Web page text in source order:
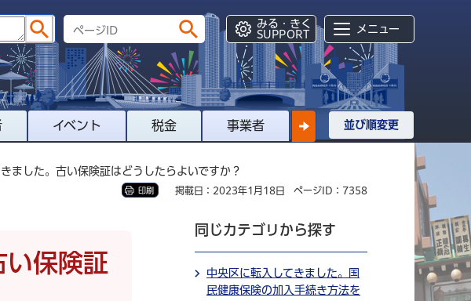
みる・きく
SUPPORT
メニュー
イベント 税金 事業者 並び順変更
ました。古い保険証はどうしたらよいですか？
印刷 掲載日：2023年1月18日 ページID：7358
い保険証
同じカテゴリから探す
中央区に転入してきました。国
民健康保険の加入手続き方法を